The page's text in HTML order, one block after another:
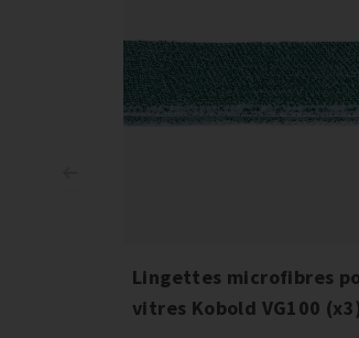
Lingettes microfibres
vitres Kobold VG100